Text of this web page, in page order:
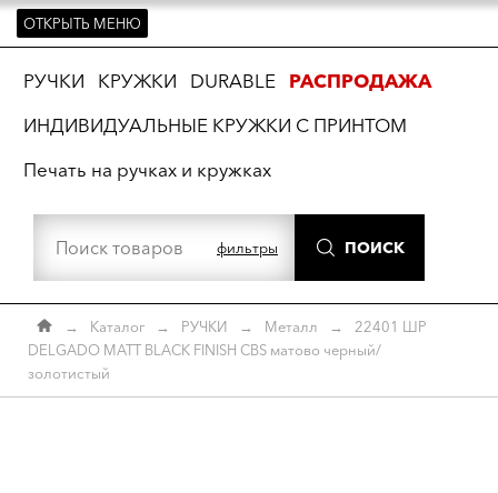
ОТКРЫТЬ МЕНЮ
РУЧКИ КРУЖКИ DURABLE
РАСПРОДАЖА
ИНДИВИДУАЛЬНЫЕ КРУЖКИ С ПРИНТОМ
Печать на ручках и кружках
фильтры ПОИСК
→ Каталог → РУЧКИ → Металл →
22401 ШР
DELGADO MATT BLACK FINISH CBS матово черный/
золотистый